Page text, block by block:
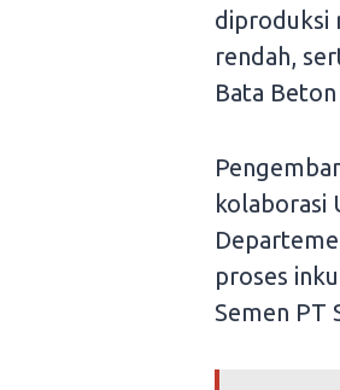
diproduksi
rendah,
Bata Beton
kolaborasi
proses
Semen PT